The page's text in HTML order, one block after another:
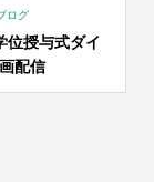
ログ
位授与式ダイ
配信